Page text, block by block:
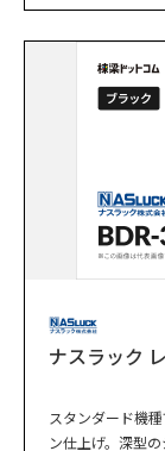
ナスラック
スタンダード機
ン仕上げ。深型